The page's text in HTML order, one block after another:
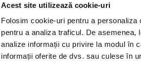
Acest site utilizează cookie-uri
Folosim cookie-uri pentru a
pentru a analiza traficul. De
analize informații cu privire la modul în
informații oferite de dvs. sau culese în